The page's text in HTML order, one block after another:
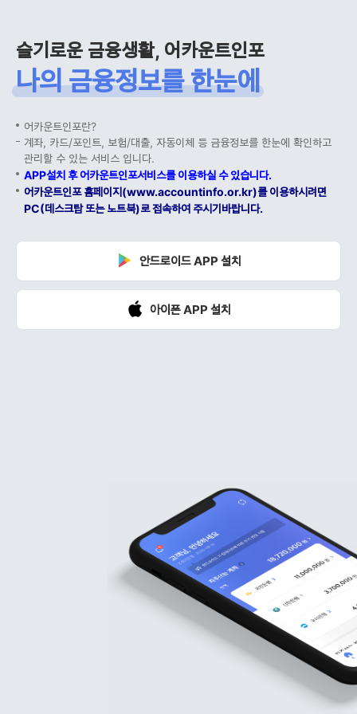
슬기로운 금융생활, 어카운트인포
나의 금융정보를 한눈에
어카운트인포란?
계좌, 카드/포인트, 보험/대출, 자동이체 등 금융정보를 한눈에 확인하고
관리할 수 있는 서비스 입니다.
APP설치 후 어카운트인포서비스를 이용하실 수 있습니다.
어카운트인포 홈페이지(www.accountinfo.or.kr)를 이용하시려면
PC(데스크탑 또는 노트북)로 접속하여 주시기바랍니다.
안드로이드 APP 설치
아이폰 APP 설치